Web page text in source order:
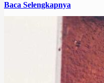
Baca Selengkapnya